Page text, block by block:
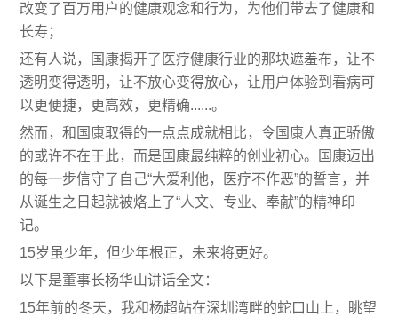
改变了百万用户的健康观念和行为，为他们带去了健康和
长寿；
还有人说，国康揭开了医疗健康行业的那块遮羞布，让不
透明变得透明，让不放心变得放心，让用户体验到看病可
以更便捷，更高效，更精确......。
然而，和国康取得的一点点成就相比，令国康人真正骄傲
的或许不在于此，而是国康最纯粹的创业初心。国康迈出
的每一步信守了自己“大爱利他，医疗不作恶”的誓言，并
从诞生之日起就被烙上了“人文、专业、奉献”的精神印
记。
15岁虽少年，但少年根正，未来将更好。
以下是董事长杨华山讲话全文：
15年前的冬天，我和杨超站在深圳湾畔的蛇口山上，眺望